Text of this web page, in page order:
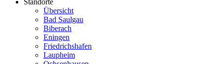
Standorte
Übersicht
Bad Saulgau
Biberach
Eningen
Friedrichshafen
Laupheim